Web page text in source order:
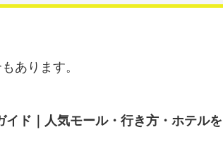
あります。
イド｜人気モール・行き方・ホテルを